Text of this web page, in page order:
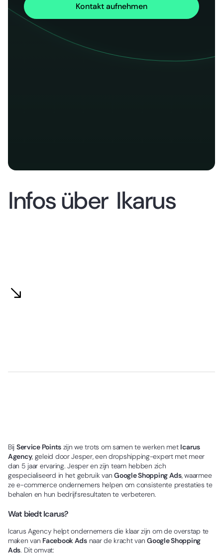
Kontakt aufnehmen
Infos über Ikarus
Bij Service Pointszijn we trots om samen te werken met Icarus
Agency, geleid door Jesper, een dropshipping-expert met meer
dan 5 jaar ervaring. Jesper en zijn team hebben zich
gespecialiseerd in het gebruik vanGoogle Shopping Ads, waarmee
ze e-commerce ondernemers helpen om consistente prestaties te
behalen en hun bedrijfsresultaten te verbeteren.
Wat biedt Icarus?
Icarus Agency helpt ondernemers die klaar zijn om de overstap te
maken van Facebook Adsnaar de kracht vanGoogle Shopping
Ads. Dit omvat: